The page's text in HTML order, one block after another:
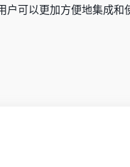
户可以更加方便地集成和